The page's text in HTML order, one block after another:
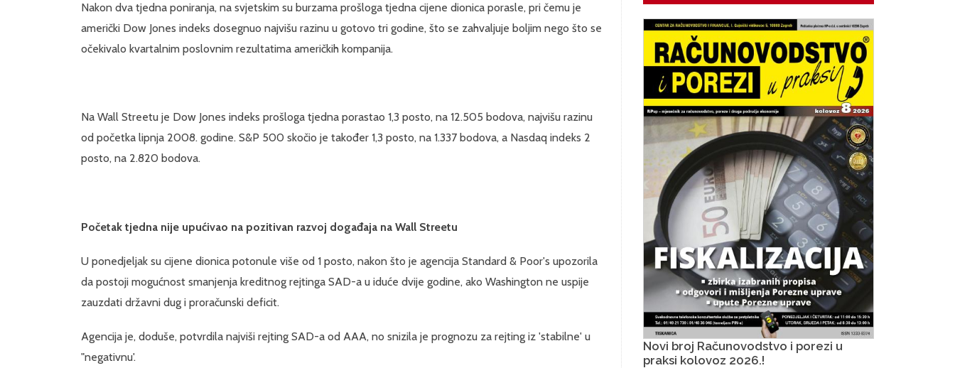
Nakon dva tjedna poniranja, na svjetskim su burzama prošloga tjedna cijene dionica porasle, pri čemu je
američki Dow Jones indeks dosegnuo najvišu razinu u gotovo tri godine, što se zahvaljuje boljim nego što se
očekivalo kvartalnim poslovnim rezultatima američkih kompanija.
Na Wall Streetu je Dow Jones indeks prošloga tjedna porastao 1,3 posto, na 12.505 bodova, najvišu razinu
od početka lipnja 2008. godine. S&P 500 skočio je također 1,3 posto, na 1.337 bodova, a Nasdaq indeks 2
posto, na 2.820 bodova.
Početak tjedna nije upućivao na pozitivan razvoj događaja na Wall Streetu
U ponedjeljak su cijene dionica potonule više od 1 posto, nakon što je agencija Standard & Poor's upozorila
da postoji mogućnost smanjenja kreditnog rejtinga SAD-a u iduće dvije godine, ako Washington ne uspije
zauzdati državni dug i proračunski deficit.
Agencija je, doduše, potvrdila najviši rejting SAD-a od AAA, no snizila je prognozu za rejting iz 'stabilne' u
"negativnu'.
Novi broj Računovodstvo i porezi u
praksi kolovoz 2026.!